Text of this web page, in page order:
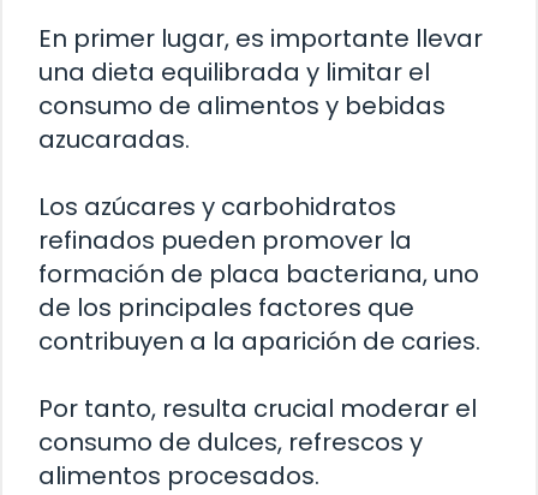
En primer lugar, es importante llevar
una dieta equilibrada y limitar el
consumo de alimentos y bebidas
azucaradas.
Los azúcares y carbohidratos
refinados pueden promover la
formación de placa bacteriana, uno
de los principales factores que
contribuyen a la aparición de caries.
Por tanto, resulta crucial moderar el
consumo de dulces, refrescos y
alimentos procesados.